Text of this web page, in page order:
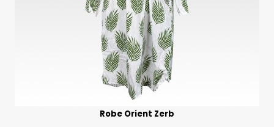
Robe Orient Zerb